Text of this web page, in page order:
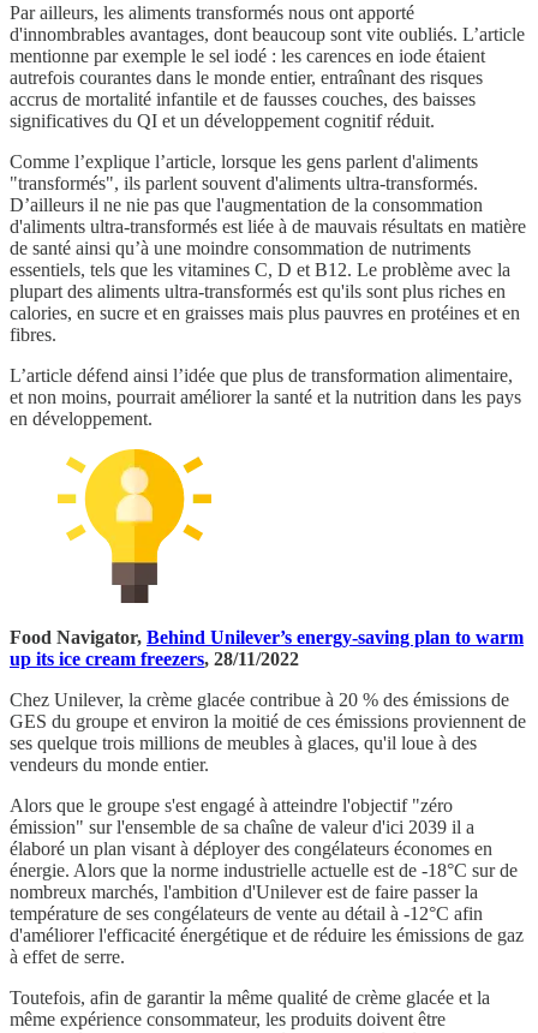
Par ailleurs, les aliments transformés nous ont apporté
d'innombrables avantages, dont beaucoup sont vite oubliés. L’article
mentionne par exemple le sel iodé : les carences en iode étaient
autrefois courantes dans le monde entier, entraînant des risques
accrus de mortalité infantile et de fausses couches, des baisses
significatives du QI et un développement cognitif réduit.
Comme l’explique l’article, lorsque les gens parlent d'aliments
"transformés", ils parlent souvent d'aliments ultra-transformés.
D’ailleurs il ne nie pas que l'augmentation de la consommation
d'aliments ultra-transformés est liée à de mauvais résultats en matière
de santé ainsi qu’à une moindre consommation de nutriments
essentiels, tels que les vitamines C, D et B12. Le problème avec la
plupart des aliments ultra-transformés est qu'ils sont plus riches en
calories, en sucre et en graisses mais plus pauvres en protéines et en
fibres.
L’article défend ainsi l’idée que plus de transformation alimentaire,
et non moins, pourrait améliorer la santé et la nutrition dans les pays
en développement.
Food Navigator, Behind Unilever’s energy-saving plan to warm
up its ice cream freezers, 28/11/2022
Chez Unilever, la crème glacée contribue à 20 % des émissions de
GES du groupe et environ la moitié de ces émissions proviennent de
ses quelque trois millions de meubles à glaces, qu'il loue à des
vendeurs du monde entier.
Alors que le groupe s'est engagé à atteindre l'objectif "zéro
émission" sur l'ensemble de sa chaîne de valeur d'ici 2039 il a
élaboré un plan visant à déployer des congélateurs économes en
énergie. Alors que la norme industrielle actuelle est de -18°C sur de
nombreux marchés, l'ambition d'Unilever est de faire passer la
température de ses congélateurs de vente au détail à -12°C afin
d'améliorer l'efficacité énergétique et de réduire les émissions de gaz
à effet de serre.
Toutefois, afin de garantir la même qualité de crème glacée et la
même expérience consommateur, les produits doivent être